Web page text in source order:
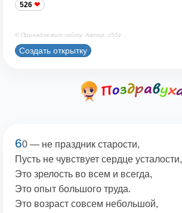
526
© Принадлежит сайту. Автор: z55z
Создать открытку
60 — не праздник старости,
Пусть не чувствует сердце усталости,
Это зрелость во всем и всегда,
Это опыт большого труда.
Это возраст совсем небольшой,